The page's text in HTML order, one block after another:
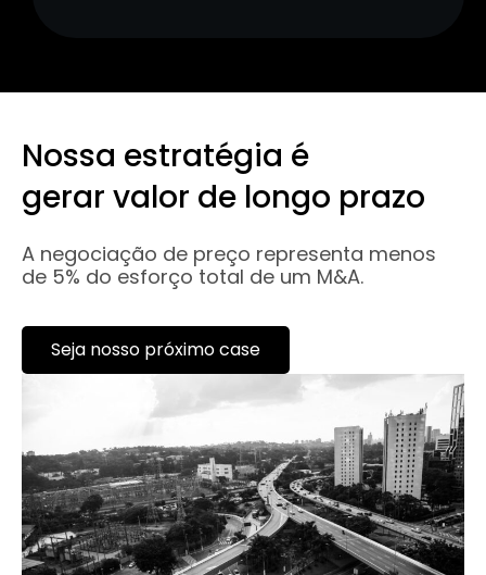
Nossa estratégia é
gerar valor de longo prazo
A negociação de preço representa menos
de 5% do esforço total de um M&A.
Seja nosso próximo case